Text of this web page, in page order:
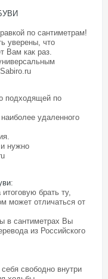
по сантиметрам!
уверены, что
Вам как раз.
Sabiro.ru
подходящей по
удаленного
нужно
:
брать ту,
может отличаться от
в сантиметрах Вы
из Российского
свободно внутри